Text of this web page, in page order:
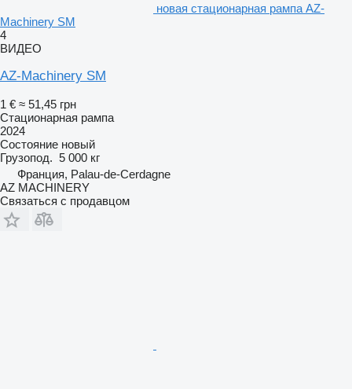
новая стационарная рампа AZ-
Machinery SM
4
ВИДЕО
AZ-Machinery SM
1 € ≈ 51,45 грн
Стационарная рампа
2024
Состояние новый
Грузопод. 5 000 кг
Франция, Palau-de-Cerdagne
AZ MACHINERY
Связаться с продавцом